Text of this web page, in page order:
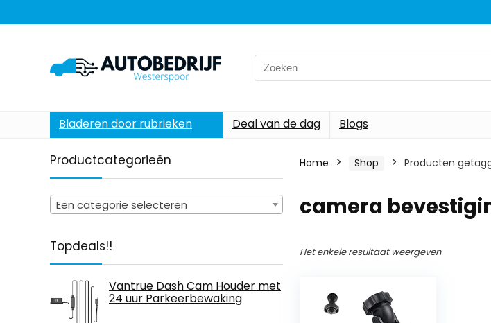
Search
for:
Bladeren door rubrieken Deal van de dag Blogs
Productcategorieën
Een categorie selecteren
Topdeals!!
Vantrue Dash Cam Houder met
24 uur Parkeerbewaking
Home Shop Producten
camera
Het enkele resultaat weergeven